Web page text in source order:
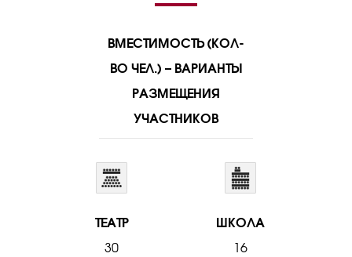
ВМЕСТИМОСТЬ (КОЛ-
ВО ЧЕЛ.) – ВАРИАНТЫ
РАЗМЕЩЕНИЯ
УЧАСТНИКОВ
ТЕАТР
30
ШКОЛА
16